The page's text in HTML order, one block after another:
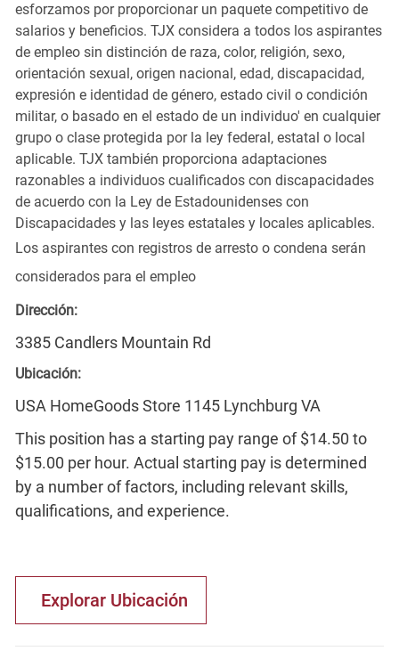
esforzamos por proporcionar un paquete competitivo de
salarios y beneficios. TJX considera a todos los aspirantes
de empleo sin distinción de raza, color, religión, sexo,
orientación sexual, origen nacional, edad, discapacidad,
expresión e identidad de género, estado civil o condición
militar, o basado en el estado de un individuo' en cualquier
grupo o clase protegida por la ley federal, estatal o local
aplicable. TJX también proporciona adaptaciones
razonables a individuos cualificados con discapacidades
de acuerdo con la Ley de Estadounidenses con
Discapacidades y las leyes estatales y locales aplicables.
Los aspirantes con registros de arresto o condena serán
considerados para el empleo
Dirección:
3385 Candlers Mountain Rd
Ubicación:
USA HomeGoods Store 1145 Lynchburg VA
This position has a starting pay range of $14.50 to
$15.00 per hour. Actual starting pay is determined
by a number of factors, including relevant skills,
qualifications, and experience.
Explorar Ubicación